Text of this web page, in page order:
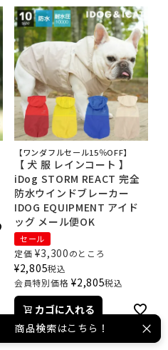
【ワンダフルセール15％OFF】
【 犬 服 レインコート 】
iDog STORM REACT 完全
防水ウインドブレーカー
IDOG EQUIPMENT アイド
ッグ メール便OK
セール
定価 ¥3,300のところ
¥2,805税込
会員特別価格 ¥2,805税込
カゴに入れる
商品検索はこちら！